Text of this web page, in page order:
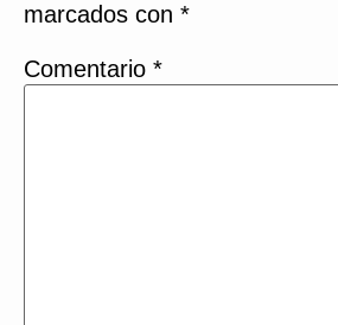
marcados con *
Comentario *